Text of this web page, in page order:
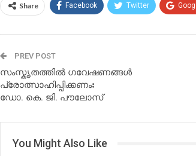
Share Facebook Twitter
PREV POST
സംസ്കൃതത്തിൽ ഗവേഷണങ്ങൾ
പ്രോത്സാഹിപ്പിക്കണംഃ
ഡോ. കെ. ജി. പൗലോസ്
You Might Also Like